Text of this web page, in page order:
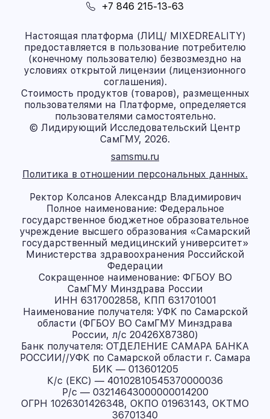
+7 846 215-13-63
Настоящая платформа (ЛИЦ/ MIXEDREALITY)
предоставляется в пользование потребителю
(конечному пользователю) безвозмездно на
условиях открытой лицензии (лицензионного
соглашения).
Стоимость продуктов (товаров), размещенных
пользователями на Платформе, определяется
пользователями самостоятельно.
© Лидирующий Исследовательский Центр
СамГМУ, 2026.
samsmu.ru
Политика в отношении персональных данных.
Ректор Колсанов Александр Владимирович
Полное наименование: Федеральное
государственное бюджетное образовательное
учреждение высшего образования «Самарский
государственный медицинский университет»
Министерства здравоохранения Российской
Федерации
Сокращенное наименование: ФГБОУ ВО
СамГМУ Минздрава России
ИНН 6317002858, КПП 631701001
Наименование получателя: УФК по Самарской
области (ФГБОУ ВО СамГМУ Минздрава
России, л/с 20426X87380)
Банк получателя: ОТДЕЛЕНИЕ САМАРА БАНКА
РОССИИ//УФК по Самарской области г. Самара
БИК — 013601205
К/с (ЕКС) — 40102810545370000036
Р/с — 03214643000000014200
ОГРН 1026301426348, ОКПО 01963143, ОКТМО
36701340